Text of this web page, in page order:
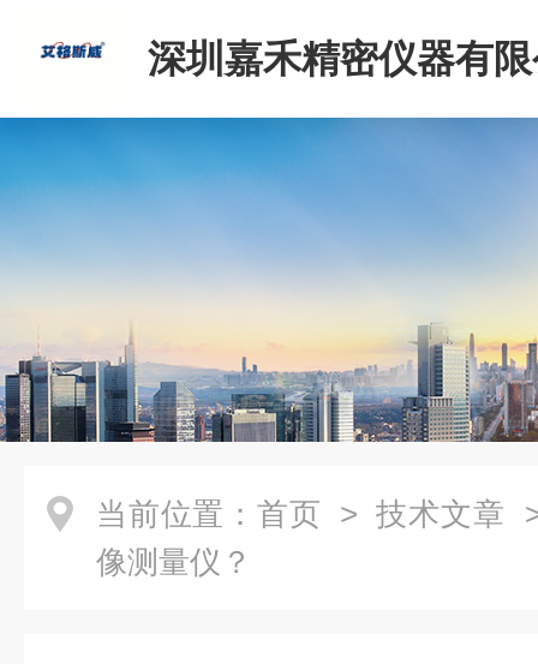
深圳嘉禾精密仪器有
当前位置： 首页 > 技术文章
像测量仪？